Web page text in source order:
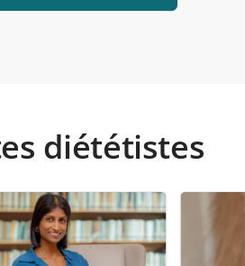
diététistes